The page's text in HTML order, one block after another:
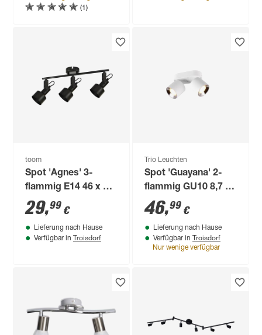
(1)
toom
Spot 'Agnes' 3-
flammig E14 46 x 14
cm
29,99 €
Lieferung nach Hause
Verfügbar in Troisdorf
Trio Leuchten
Spot 'Guayana' 2-
flammig GU10 8,7 x
12 x 18 cm
46,99 €
Lieferung nach Hause
Verfügbar in Troisdorf
Nur wenige verfügbar